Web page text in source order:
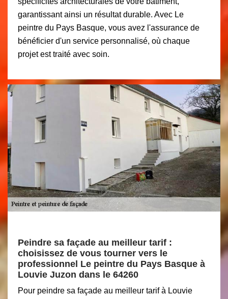
garantissant ainsi un résultat durable. Avec Le
peintre du Pays Basque, vous avez l'assurance de
bénéficier d'un service personnalisé, où chaque
projet est traité avec soin.
Peindre sa façade au meilleur tarif :
choisissez de vous tourner vers le
professionnel Le peintre du Pays Basque à
Louvie Juzon dans le 64260
Pour peindre sa façade au meilleur tarif à Louvie